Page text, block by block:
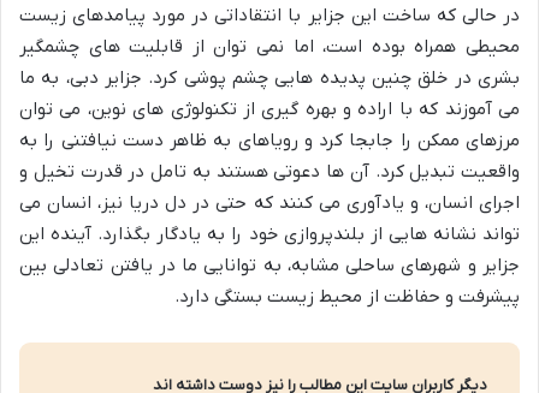
در حالی که ساخت این جزایر با انتقاداتی در مورد پیامدهای زیست
محیطی همراه بوده است، اما نمی توان از قابلیت های چشمگیر
بشری در خلق چنین پدیده هایی چشم پوشی کرد. جزایر دبی، به ما
می آموزند که با اراده و بهره گیری از تکنولوژی های نوین، می توان
مرزهای ممکن را جابجا کرد و رویاهای به ظاهر دست نیافتنی را به
واقعیت تبدیل کرد. آن ها دعوتی هستند به تامل در قدرت تخیل و
اجرای انسان، و یادآوری می کنند که حتی در دل دریا نیز، انسان می
تواند نشانه هایی از بلندپروازی خود را به یادگار بگذارد. آینده این
جزایر و شهرهای ساحلی مشابه، به توانایی ما در یافتن تعادلی بین
پیشرفت و حفاظت از محیط زیست بستگی دارد.
دیگر کاربران سایت این مطالب را نیز دوست داشته اند